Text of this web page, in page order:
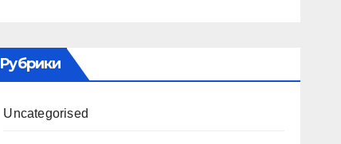
Рубрики
Uncategorised